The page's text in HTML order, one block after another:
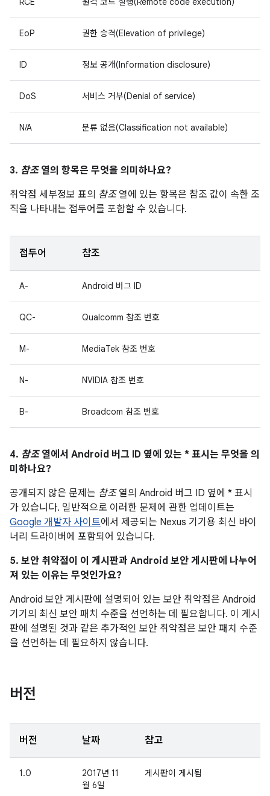
EoP 권한 승격(Elevation of privilege)
ID 정보 공개(Information disclosure)
DoS 서비스 거부(Denial of service)
N/A 분류 없음(Classification not available)
3. 참조열의 항목은 무엇을 의미하나요?
취약점 세부정보 표의 참조열에 있는 항목은 참조 값이 속한 조
직을 나타내는 접두어를 포함할 수 있습니다.
접두어 참조
A- Android 버그 ID
QC- Qualcomm 참조 번호
M- MediaTek 참조 번호
N- NVIDIA 참조 번호
B- Broadcom 참조 번호
4. 참조열에서 Android 버그 ID 옆에 있는 * 표시는 무엇을 의
미하나요?
공개되지 않은 문제는 참조열의 Android 버그 ID 옆에 * 표시
가 있습니다. 일반적으로 이러한 문제에 관한 업데이트는
Google 개발자 사이트에서 제공되는 Nexus 기기용 최신 바이
너리 드라이버에 포함되어 있습니다.
5. 보안 취약점이 이 게시판과 Android 보안 게시판에 나누어
져 있는 이유는 무엇인가요?
Android 보안 게시판에 설명되어 있는 보안 취약점은 Android
기기의 최신 보안 패치 수준을 선언하는 데 필요합니다. 이 게시
판에 설명된 것과 같은 추가적인 보안 취약점은 보안 패치 수준
을 선언하는 데 필요하지 않습니다.
버전
버전 날짜 참고
1.0
2017년 11
월 6일
게시판이 게시됨